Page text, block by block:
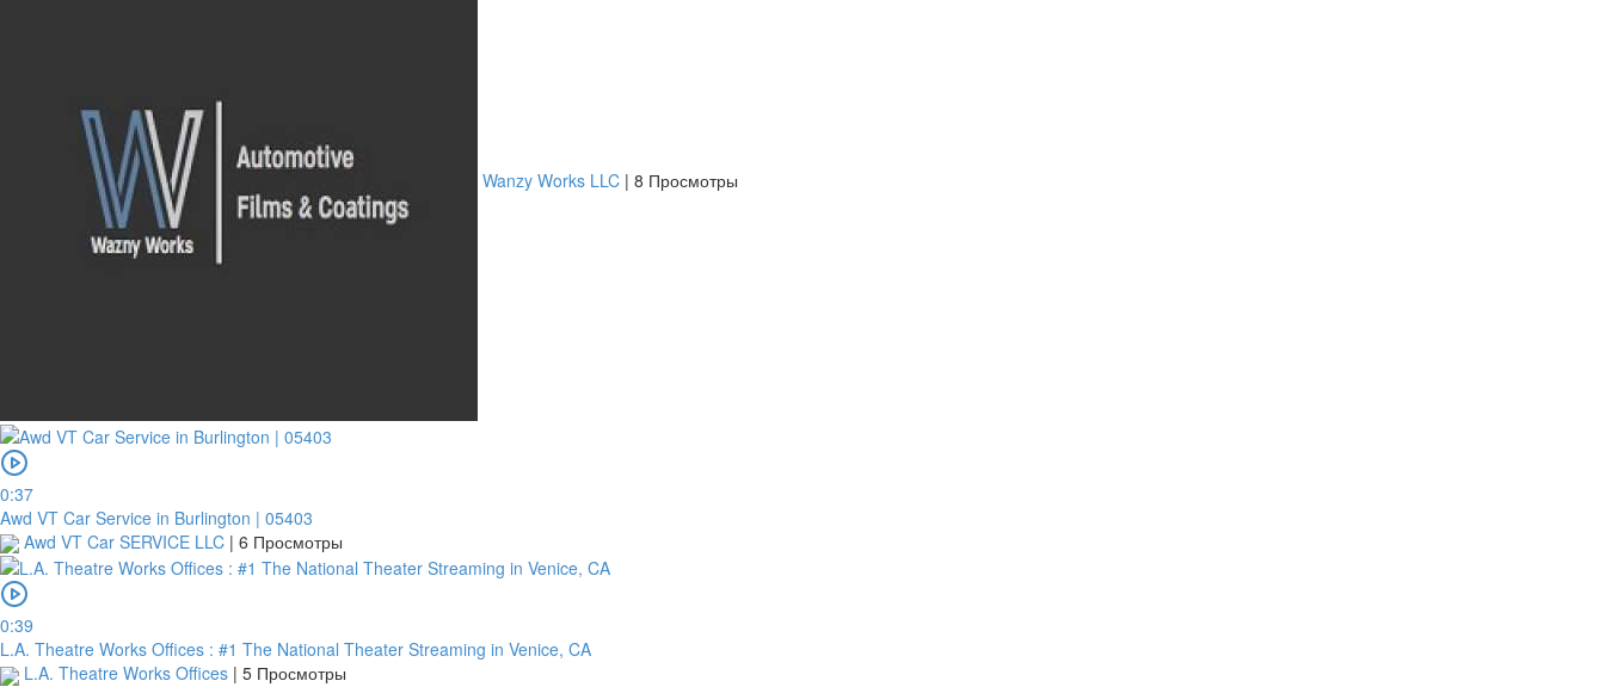
Wanzy Works LLC | 8 Просмотры
0:37
Awd VT Car Service in Burlington | 05403
Awd VT Car SERVICE LLC | 6 Просмотры
0:39
L.A. Theatre Works Offices : #1 The National Theater Streaming in Venice, CA
L.A. Theatre Works Offices | 5 Просмотры